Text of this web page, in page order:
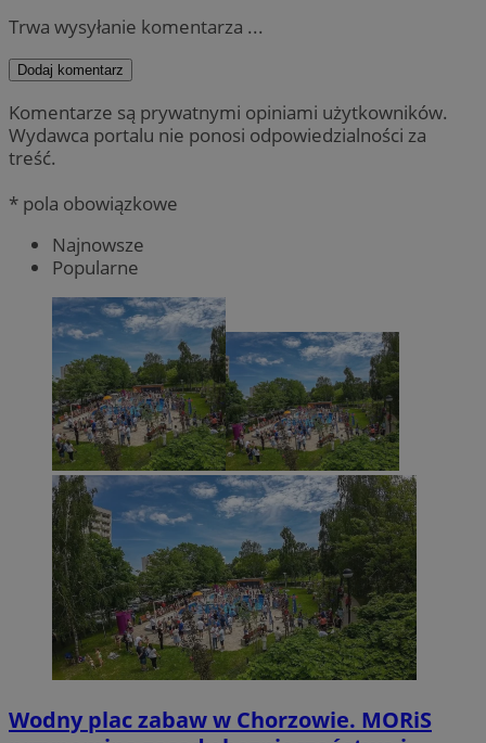
Trwa wysyłanie komentarza ...
Dodaj komentarz
Komentarze są prywatnymi opiniami użytkowników.
Wydawca portalu nie ponosi odpowiedzialności za
treść.
* pola obowiązkowe
Najnowsze
Popularne
Wodny plac zabaw w Chorzowie. MORiS